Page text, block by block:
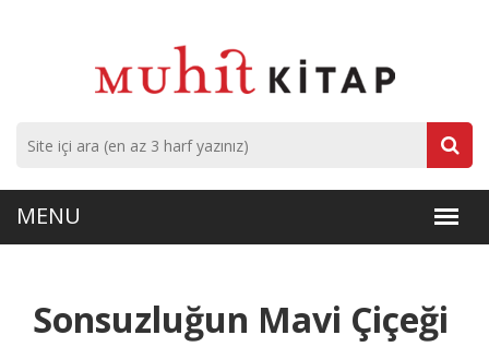
Sonsuzluğun Mavi Çiçeği